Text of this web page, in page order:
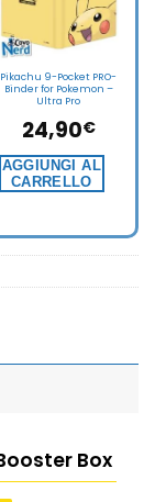
Pikachu 9-Pocket PRO-
Binder for Pokemon –
Ultra Pro
24,90€
AGGIUNGI AL
CARRELLO
Box